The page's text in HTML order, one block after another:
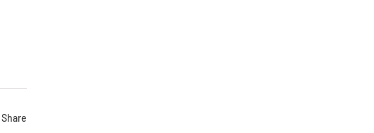
Share